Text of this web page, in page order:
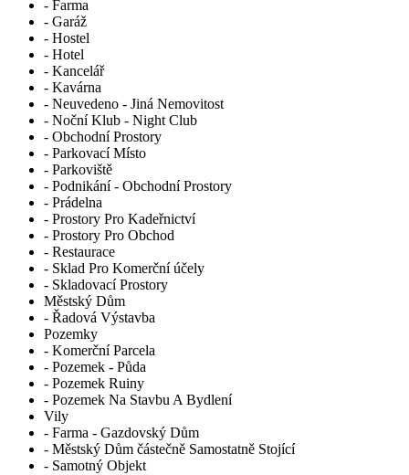
- Farma
- Garáž
- Hostel
- Hotel
- Kancelář
- Kavárna
- Neuvedeno - Jiná Nemovitost
- Noční Klub - Night Club
- Obchodní Prostory
- Parkovací Místo
- Parkoviště
- Podnikání - Obchodní Prostory
- Prádelna
- Prostory Pro Kadeřnictví
- Prostory Pro Obchod
- Restaurace
- Sklad Pro Komerční účely
- Skladovací Prostory
Městský Dům
- Řadová Výstavba
Pozemky
- Komerční Parcela
- Pozemek - Půda
- Pozemek Ruiny
- Pozemek Na Stavbu A Bydlení
Vily
- Farma - Gazdovský Dům
- Městský Dům částečně Samostatně Stojící
- Samotný Objekt